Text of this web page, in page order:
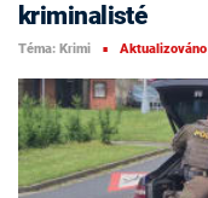
kriminalisté
Téma: Krimi ■ Aktualizováno